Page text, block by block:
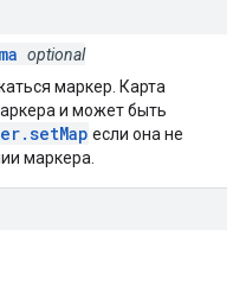
optional
маркер. Карта
и может быть
если она не
маркера.